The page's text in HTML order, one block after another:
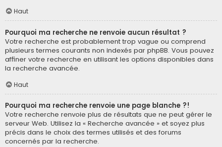
Haut
Pourquoi ma recherche ne renvoie aucun résultat ?
Votre recherche est probablement trop vague ou comprend
plusieurs termes courants non indexés par phpBB. Vous pouvez
affiner votre recherche en utilisant les options disponibles dans
la recherche avancée.
Haut
Pourquoi ma recherche renvoie une page blanche ?!
Votre recherche renvoie plus de résultats que ne peut gérer le
serveur Web. Utilisez la « Recherche avancée » et soyez plus
précis dans le choix des termes utilisés et des forums
concernés par la recherche.